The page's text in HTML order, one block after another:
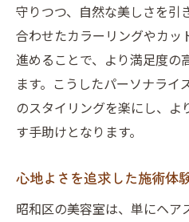
守りつつ、自然な美しさを引
合わせたカラーリングやカッ
進めることで、より満足度の
ます。こうしたパーソナライ
のスタイリングを楽にし、
す手助けとなります。
心地よさを追求した施術体
昭和区の美容室は、単にヘア